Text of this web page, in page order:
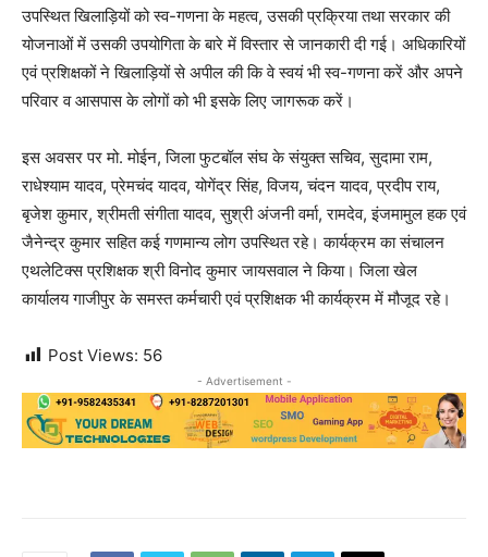
उपस्थित खिलाड़ियों को स्व-गणना के महत्व, उसकी प्रक्रिया तथा सरकार की
योजनाओं में उसकी उपयोगिता के बारे में विस्तार से जानकारी दी गई। अधिकारियों
एवं प्रशिक्षकों ने खिलाड़ियों से अपील की कि वे स्वयं भी स्व-गणना करें और अपने
परिवार व आसपास के लोगों को भी इसके लिए जागरूक करें।
इस अवसर पर मो. मोईन, जिला फुटबॉल संघ के संयुक्त सचिव, सुदामा राम,
राधेश्याम यादव, प्रेमचंद यादव, योगेंद्र सिंह, विजय, चंदन यादव, प्रदीप राय,
बृजेश कुमार, श्रीमती संगीता यादव, सुश्री अंजनी वर्मा, रामदेव, इंजमामुल हक एवं
जैनेन्द्र कुमार सहित कई गणमान्य लोग उपस्थित रहे। कार्यक्रम का संचालन
एथलेटिक्स प्रशिक्षक श्री विनोद कुमार जायसवाल ने किया। जिला खेल
कार्यालय गाजीपुर के समस्त कर्मचारी एवं प्रशिक्षक भी कार्यक्रम में मौजूद रहे।
Post Views: 56
- Advertisement -